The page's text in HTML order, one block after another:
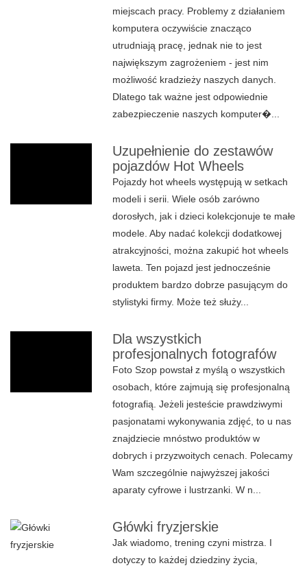
miejscach pracy. Problemy z działaniem
komputera oczywiście znacząco
utrudniają pracę, jednak nie to jest
największym zagrożeniem - jest nim
możliwość kradzieży naszych danych.
Dlatego tak ważne jest odpowiednie
zabezpieczenie naszych komputer�...
Uzupełnienie do zestawów
pojazdów Hot Wheels
Pojazdy hot wheels występują w setkach
modeli i serii. Wiele osób zarówno
dorosłych, jak i dzieci kolekcjonuje te małe
modele. Aby nadać kolekcji dodatkowej
atrakcyjności, można zakupić hot wheels
laweta. Ten pojazd jest jednocześnie
produktem bardzo dobrze pasującym do
stylistyki firmy. Może też służy...
Dla wszystkich
profesjonalnych fotografów
Foto Szop powstał z myślą o wszystkich
osobach, które zajmują się profesjonalną
fotografią. Jeżeli jesteście prawdziwymi
pasjonatami wykonywania zdjęć, to u nas
znajdziecie mnóstwo produktów w
dobrych i przyzwoitych cenach. Polecamy
Wam szczególnie najwyższej jakości
aparaty cyfrowe i lustrzanki. W n...
Główki fryzjerskie
Jak wiadomo, trening czyni mistrza. I
dotyczy to każdej dziedziny życia,